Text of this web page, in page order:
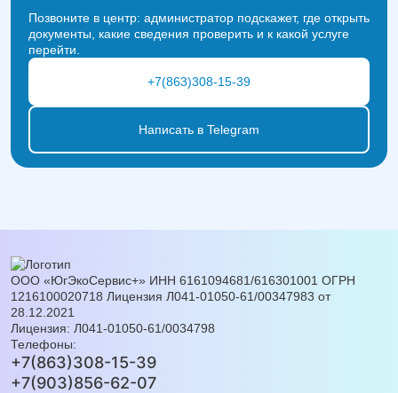
Позвоните в центр: администратор подскажет, где открыть
документы, какие сведения проверить и к какой услуге
перейти.
+7(863)308-15-39
Написать в Telegram
ООО «ЮгЭкоСервис+» ИНН 6161094681/616301001 ОГРН
1216100020718 Лицензия Л041-01050-61/00347983 от
28.12.2021
Лицензия: Л041-01050-61/0034798
Телефоны:
+7(863)308-15-39
+7(903)856-62-07